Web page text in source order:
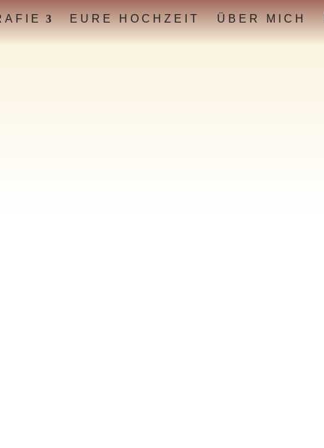
EURE HOCHZEIT ÜBER MICH